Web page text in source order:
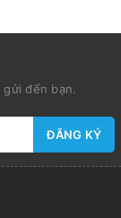
đến bạn.
ĐĂNG KÝ